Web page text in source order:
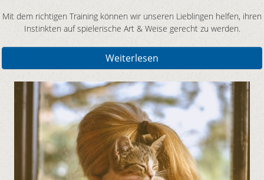
Mit dem richtigen Training können wir unseren Lieblingen helfen, ihren
Instinkten auf spielerische Art & Weise gerecht zu werden.
Weiterlesen